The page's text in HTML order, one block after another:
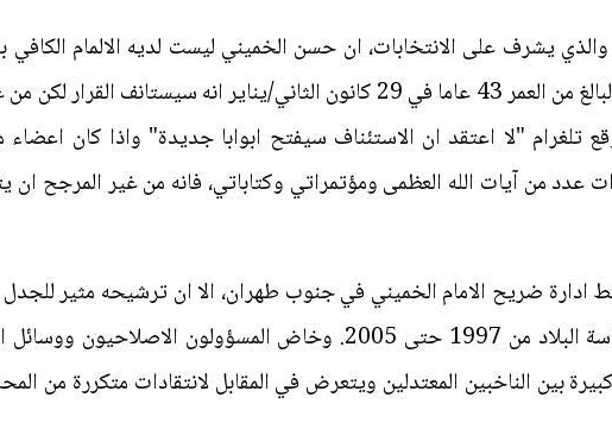
يشرف على الانتخابات، ان حسن الخميني ليست لديه الالمام
الفقه لترشيح نفسه للانتخابات. واعلن حفيد الامام الخميني البالغ من العمر 43 عاما في 29 كانون الثاني/يناير انه سيستانف
تلغرام "لا اعتقد ان الاستئناف سيفتح ابوابا جديدة" واذا كان
من آيات الله العظمى ومؤتمراتي وكتاباتي، فانه من غير المرجح ان
ضريح الامام الخميني في جنوب طهران، الا ان ترشيحه مثير
علاقاته مع الاصلاحيين وبينهم محمد خاتمي الذي تولى رئاسة البلاد من 1997 حتى 2005. وخاض المسؤولون
بين الناخبين المعتدلين ويتعرض في المقابل لانتقادات متكررة من